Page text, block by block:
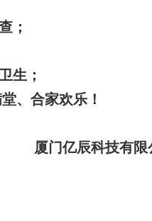
；
生；
、合家欢乐！
厦门亿辰科技有限